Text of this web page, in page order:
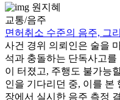
원지혜
교통/음주
면허취소 수준의 음주, 그
사건 경위 의뢰인은 술을
석과 충돌하는 단독사고
이 터졌고, 주행도 불가능
인을 기다리던 중, 이를 본
장에서 실시한 음주 측정